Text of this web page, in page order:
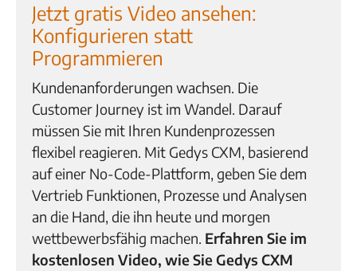
Jetzt gratis Video ansehen:
Konfigurieren statt
Programmieren
Kundenanforderungen wachsen. Die
Customer Journey ist im Wandel. Darauf
müssen Sie mit Ihren Kundenprozessen
flexibel reagieren. Mit Gedys CXM, basierend
auf einer No-Code-Plattform, geben Sie dem
Vertrieb Funktionen, Prozesse und Analysen
an die Hand, die ihn heute und morgen
wettbewerbsfähig machen. Erfahren Sie im
kostenlosen Video, wie SieGedys CXM